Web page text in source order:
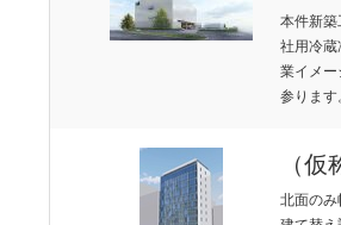
本件新築
社用冷蔵
業イメー
参ります
（
北面の